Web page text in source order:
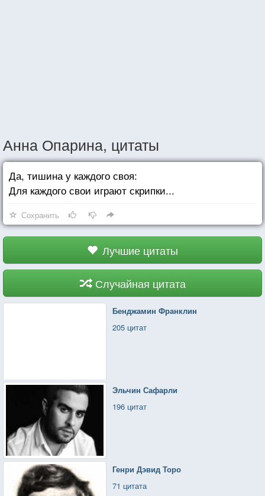
Анна Опарина, цитаты
Да, тишина у каждого своя:
Для каждого свои играют скрипки...
Сохранить
Лучшие цитаты
Случайная цитата
Бенджамин Франклин
205 цитат
Эльчин Сафарли
196 цитат
Генри Дэвид Торо
71 цитата